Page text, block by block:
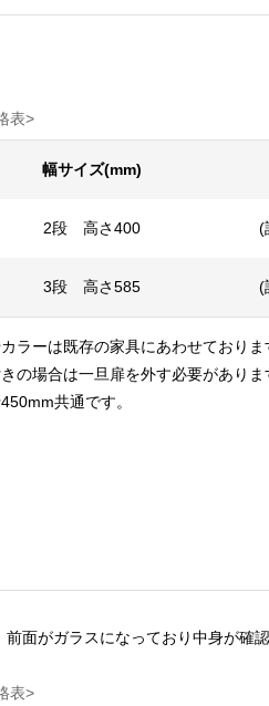
格表> ※消
幅サイズ(mm)
2段 高さ400 (
3段 高さ585 (
ラーは既存の家具にあわせておりま
の場合は一旦扉を外す必要がありま
共通です。
面がガラスになっており中身が確認
格表> ※消